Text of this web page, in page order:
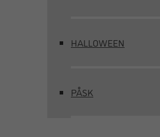
HALLOWEEN
PÅSK